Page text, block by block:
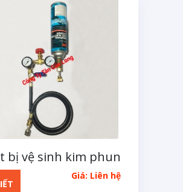
bị vệ sinh kim phun
cơ xăng loại 2 đồng
Giá: Liên hệ